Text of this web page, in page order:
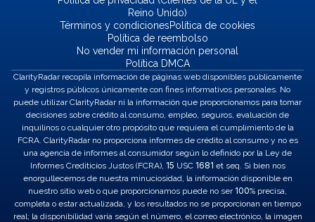
Reino Unido)
Términos y condicionesPolítica de cookies
Política de reembolso
No vender mi información personal
Política DMCA
ClarityRadar recopila información de páginas web disponibles públicamente
y registros públicos únicamente con fines informativos personales. No
puede utilizar ClarityRadar ni la información que proporcionamos para tomar
decisiones sobre crédito al consumo, empleo, seguros, evaluación de
inquilinos o cualquier otro propósito que requiera el cumplimiento de la
FCRA. ClarityRadar no proporciona informes de crédito al consumo y no es
una agencia de informes al consumidor según lo definido por la Ley de
Informes Crediticios Justos (FCRA), 15 USC 1681 et seq. Si bien nos
enorgullecemos de nuestra minuciosidad, la información disponible en
nuestro sitio web o que proporcionamos puede no ser 100% precisa,
completa o estar actualizada, y los resultados no se proporcionan en tiempo
real; la disponibilidad varía según el número, el correo electrónico, la imagen